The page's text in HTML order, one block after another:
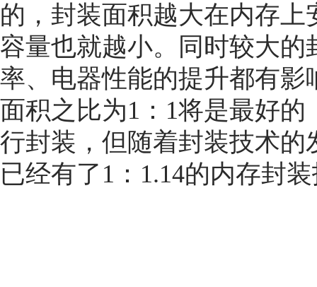
的，封装面积越大在内存
容量也就越小。同时较大
率、电器性能的提升都有
面积之比为1：1将是最好
行封装，但随着封装技术
已经有了1：1.14的内存封